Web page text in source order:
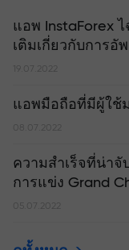
แอพ InstaForex
เติมเกี่ยวกับการอั
19.07.2022
แอพมือถือที่มีผู้ใช้
08.07.2022
ความสำเร็จที่น่า
การแข่ง Grand